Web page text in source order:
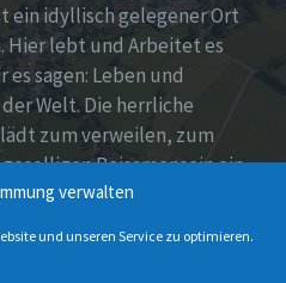
verwalten
und unseren Service zu optimieren.
ein idyllisch gelegener Ort
Hier lebt und Arbeitet es
sagen: Leben und
Welt. Die herrliche
zum verweilen, zum
Beisamensein ein.
aktives Vereinsleben